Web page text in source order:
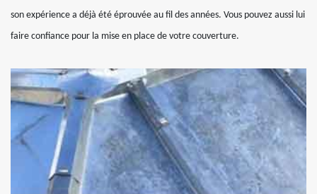
son expérience a déjà été éprouvée au fil des années. Vous pouvez aussi lui
faire confiance pour la mise en place de votre couverture.